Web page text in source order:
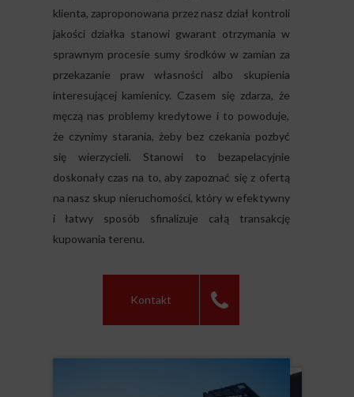
klienta, zaproponowana przez nasz dział kontroli
jakości działka stanowi gwarant otrzymania w
sprawnym procesie sumy środków w zamian za
przekazanie praw własności albo skupienia
interesującej kamienicy. Czasem się zdarza, że
męczą nas problemy kredytowe i to powoduje,
że czynimy starania, żeby bez czekania pozbyć
się wierzycieli. Stanowi to bezapelacyjnie
doskonały czas na to, aby zapoznać się z ofertą
na nasz skup nieruchomości, który w efektywny
i łatwy sposób sfinalizuje całą transakcję
kupowania terenu.
Kontakt